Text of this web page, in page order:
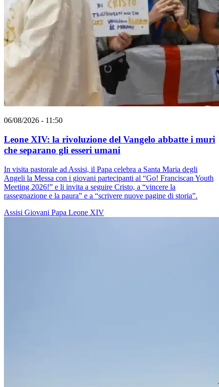
06/08/2026 - 11:50
Leone XIV: la rivoluzione del Vangelo abbatte i muri
che separano gli esseri umani
In visita pastorale ad Assisi, il Papa celebra a Santa Maria degli
Angeli la Messa con i giovani partecipanti al “Go! Franciscan Youth
Meeting 2026!” e li invita a seguire Cristo, a “vincere la
rassegnazione e la paura” e a “scrivere nuove pagine di storia”.
Assisi Giovani Papa Leone XIV